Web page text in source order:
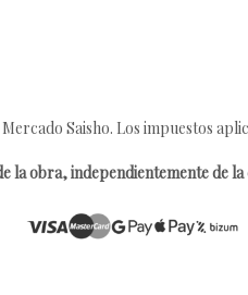
Saisho. Los impuestos
la obra, independientemente de